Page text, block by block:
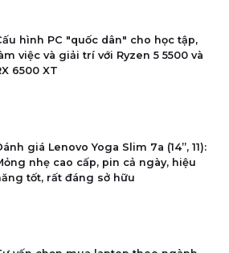
hình PC "quốc dân" cho học tập,
việc và giải trí với Ryzen 5 5500 và
6500 XT
giá Lenovo Yoga Slim 7a (14”, 11):
nhẹ cao cấp, pin cả ngày, hiệu
tốt, rất đáng sở hữu